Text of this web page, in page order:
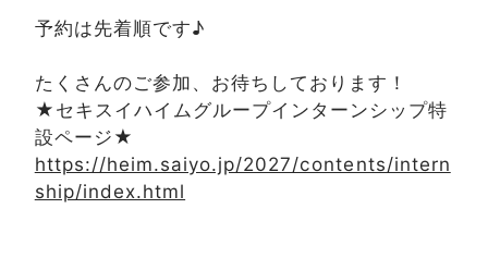
予約は先着順です♪
たくさんのご参加、お待ちしております！
★セキスイハイムグループインターンシップ特
設ページ★
https://heim.saiyo.jp/2027/contents/intern
ship/index.html